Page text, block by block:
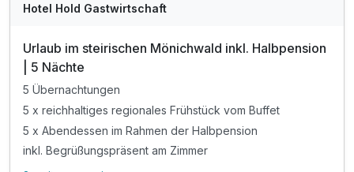
Hotel Hold Gastwirtschaft
Urlaub im steirischen Mönichwald inkl. Halbpension
| 5 Nächte
5 Übernachtungen
5 x reichhaltiges regionales Frühstück vom Buffet
5 x Abendessen im Rahmen der Halbpension
inkl. Begrüßungspräsent am Zimmer